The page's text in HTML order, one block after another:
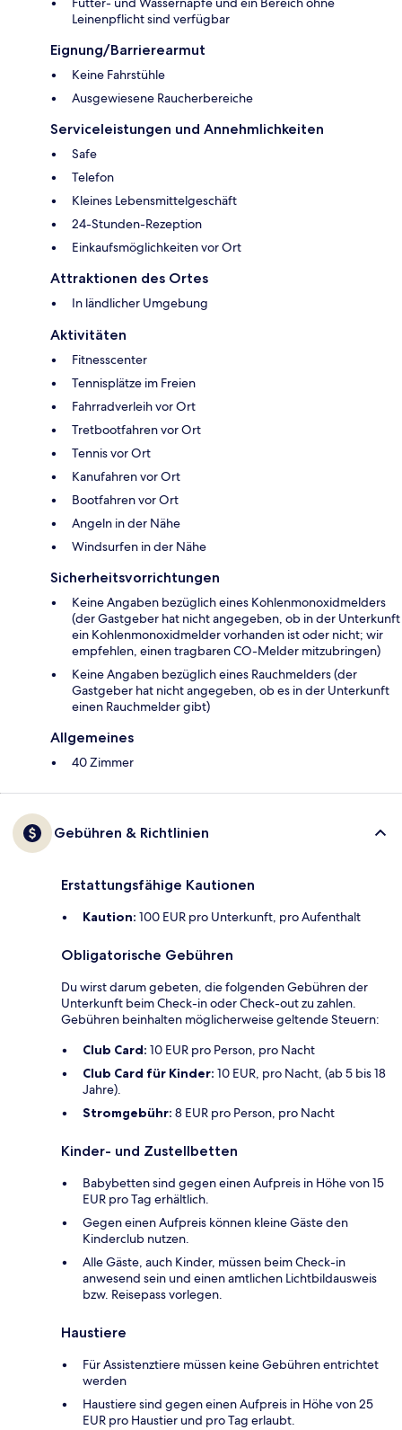
Leinenpflicht sind verfügbar
Eignung/Barrierearmut
Keine Fahrstühle
Ausgewiesene Raucherbereiche
Serviceleistungen und Annehmlichkeiten
Safe
Telefon
Kleines Lebensmittelgeschäft
24-Stunden-Rezeption
Einkaufsmöglichkeiten vor Ort
Attraktionen des Ortes
In ländlicher Umgebung
Aktivitäten
Fitnesscenter
Tennisplätze im Freien
Fahrradverleih vor Ort
Tretbootfahren vor Ort
Tennis vor Ort
Kanufahren vor Ort
Bootfahren vor Ort
Angeln in der Nähe
Windsurfen in der Nähe
Sicherheitsvorrichtungen
Keine Angaben bezüglich eines Kohlenmonoxidmelders
(der Gastgeber hat nicht angegeben, ob in der Unterkunft
ein Kohlenmonoxidmelder vorhanden ist oder nicht; wir
empfehlen, einen tragbaren CO-Melder mitzubringen)
Keine Angaben bezüglich eines Rauchmelders (der
Gastgeber hat nicht angegeben, ob es in der Unterkunft
einen Rauchmelder gibt)
Allgemeines
40 Zimmer
Gebühren & Richtlinien
Erstattungsfähige Kautionen
Kaution: 100 EUR pro Unterkunft, pro Aufenthalt
Obligatorische Gebühren
Du wirst darum gebeten, die folgenden Gebühren der
Unterkunft beim Check-in oder Check-out zu zahlen.
Gebühren beinhalten möglicherweise geltende Steuern:
Club Card: 10 EUR pro Person, pro Nacht
Club Card für Kinder: 10 EUR, pro Nacht, (ab 5 bis 18
Jahre).
Stromgebühr: 8 EUR pro Person, pro Nacht
Kinder- und Zustellbetten
Babybetten sind gegen einen Aufpreis in Höhe von 15
EUR pro Tag erhältlich.
Gegen einen Aufpreis können kleine Gäste den
Kinderclub nutzen.
Alle Gäste, auch Kinder, müssen beim Check-in
anwesend sein und einen amtlichen Lichtbildausweis
bzw. Reisepass vorlegen.
Haustiere
Für Assistenztiere müssen keine Gebühren entrichtet
werden
Haustiere sind gegen einen Aufpreis in Höhe von 25
EUR pro Haustier und pro Tag erlaubt.